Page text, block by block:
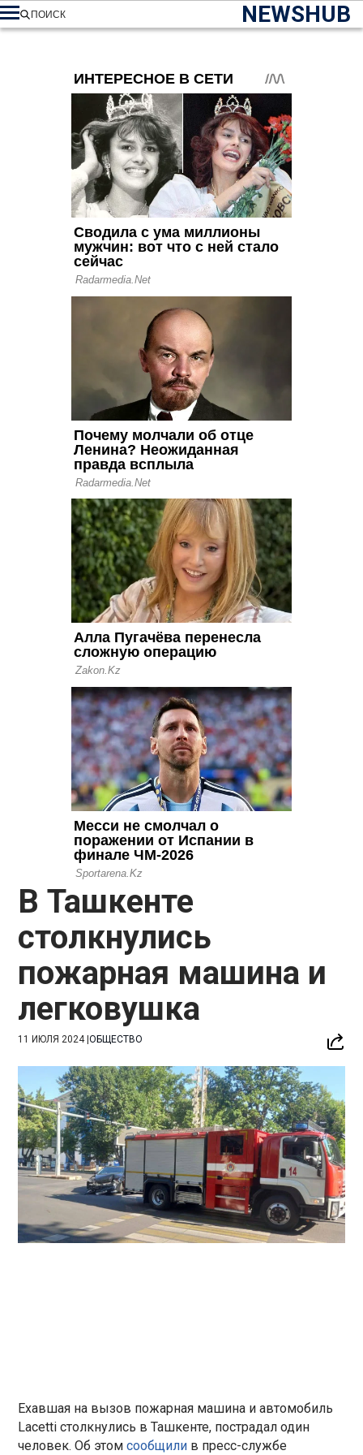
NEWSHUB
ПОИСК
В Ташкенте
столкнулись
пожарная машина и
легковушка
11 ИЮЛЯ 2024|ОБЩЕСТВО
Ехавшая на вызов пожарная машина и автомобиль
Lacetti столкнулись в Ташкенте, пострадал один
человек. Об этомсообщили в пресс-службе